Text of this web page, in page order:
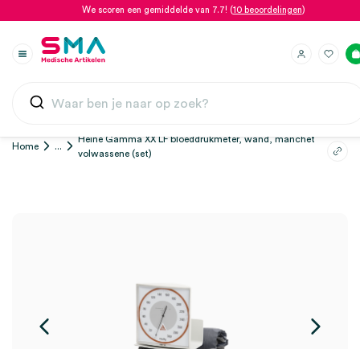
We scoren een gemiddelde van 7.7! (10 beoordelingen)
Home ...
Heine Gamma XX LF bloeddrukmeter, wand, manchet
volwassene (set)